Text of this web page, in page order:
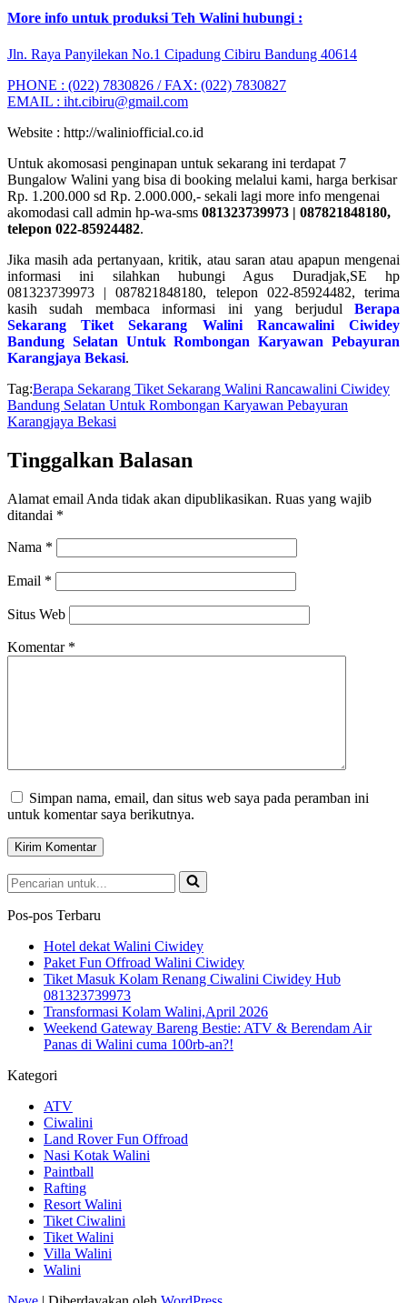
More info untuk produksi Teh Walini hubungi :
Jln. Raya Panyilekan No.1 Cipadung Cibiru Bandung 40614
PHONE : (022) 7830826 / FAX: (022) 7830827
EMAIL : iht.cibiru@gmail.com
Website : http://waliniofficial.co.id
Untuk akomosasi penginapan untuk sekarang ini terdapat 7
Bungalow Walini yang bisa di booking melalui kami, harga berkisar
Rp. 1.200.000 sd Rp. 2.000.000,- sekali lagi more info mengenai
akomodasi call admin hp-wa-sms 081323739973 | 087821848180,
telepon 022-85924482.
Jika masih ada pertanyaan, kritik, atau saran atau apapun mengenai
informasi ini silahkan hubungi Agus Duradjak,SE hp
081323739973 | 087821848180, telepon 022-85924482, terima
kasih sudah membaca informasi ini yang berjudul Berapa
Sekarang Tiket Sekarang Walini Rancawalini Ciwidey
Bandung Selatan Untuk Rombongan Karyawan Pebayuran
Karangjaya Bekasi.
Tag:Berapa Sekarang Tiket Sekarang Walini Rancawalini Ciwidey
Bandung Selatan Untuk Rombongan Karyawan Pebayuran
Karangjaya Bekasi
Tinggalkan Balasan
Alamat email Anda tidak akan dipublikasikan. Ruas yang wajib
ditandai *
Nama *
Email *
Situs Web
Komentar *
Simpan nama, email, dan situs web saya pada peramban ini
untuk komentar saya berikutnya.
Pencarian
untuk...
Pos-pos Terbaru
Hotel dekat Walini Ciwidey
Paket Fun Offroad Walini Ciwidey
Tiket Masuk Kolam Renang Ciwalini Ciwidey Hub
081323739973
Transformasi Kolam Walini,April 2026
Weekend Gateway Bareng Bestie: ATV & Berendam Air
Panas di Walini cuma 100rb-an?!
Kategori
ATV
Ciwalini
Land Rover Fun Offroad
Nasi Kotak Walini
Paintball
Rafting
Resort Walini
Tiket Ciwalini
Tiket Walini
Villa Walini
Walini